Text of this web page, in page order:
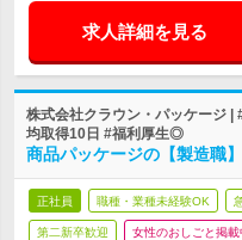
求人詳細を見る
株式会社クラウン・パッケージ
均取得10日 #福利厚生◎
商品パッケージの【製造職
正社員 職種・業種未経験OK
第二新卒歓迎 女性のおしごと掲載